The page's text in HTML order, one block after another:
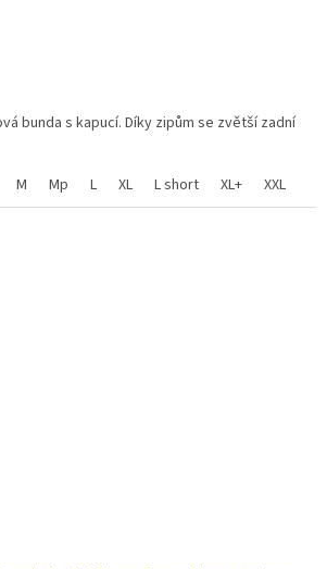
bunda s kapucí. Díky zipům se zvětší zadní
M Mp L XL L short XL+ XXL